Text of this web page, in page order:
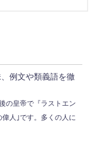
、例文や類義語を徹
の皇帝で『ラストエン
人｣です。多くの人に